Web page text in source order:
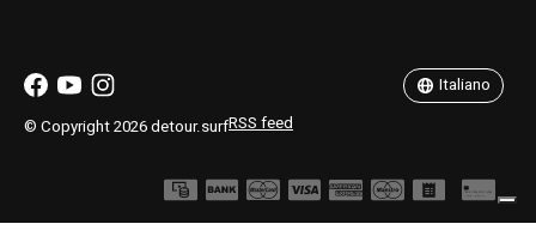
© Copyright 2026 detour.surfRSS feed
Italiano